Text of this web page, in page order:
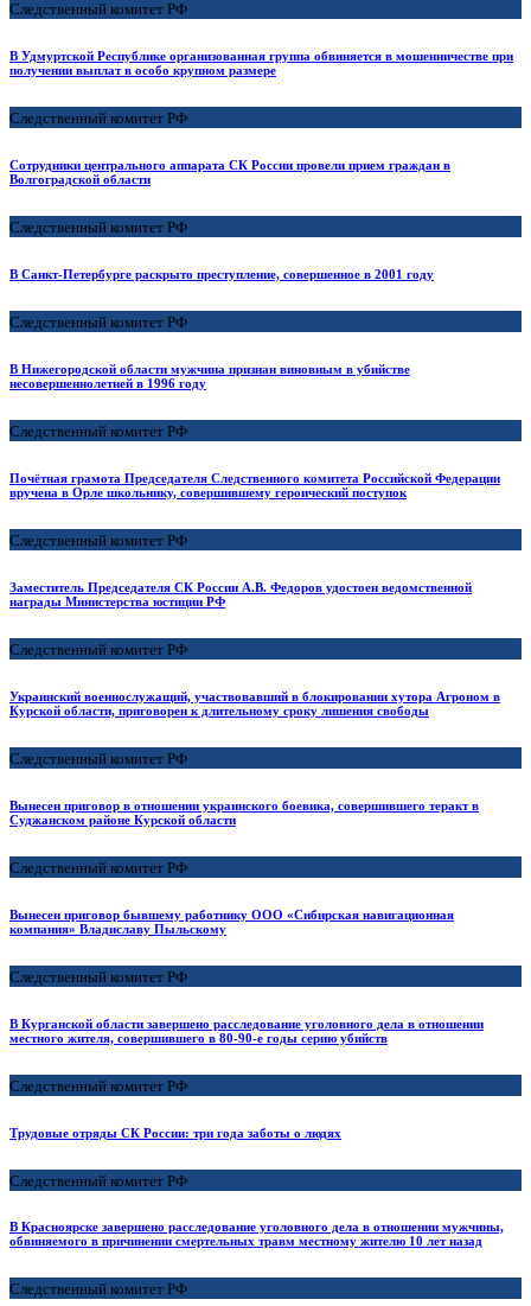
Следственный комитет РФ
В Удмуртской Республике организованная группа обвиняется в мошенничестве при
получении выплат в особо крупном размере
Следственный комитет РФ
Сотрудники центрального аппарата СК России провели прием граждан в
Волгоградской области
Следственный комитет РФ
В Санкт-Петербурге раскрыто преступление, совершенное в 2001 году
Следственный комитет РФ
В Нижегородской области мужчина признан виновным в убийстве
несовершеннолетней в 1996 году
Следственный комитет РФ
Почётная грамота Председателя Следственного комитета Российской Федерации
вручена в Орле школьнику, совершившему героический поступок
Следственный комитет РФ
Заместитель Председателя СК России А.В. Федоров удостоен ведомственной
награды Министерства юстиции РФ
Следственный комитет РФ
Украинский военнослужащий, участвовавший в блокировании хутора Агроном в
Курской области, приговорен к длительному сроку лишения свободы
Следственный комитет РФ
Вынесен приговор в отношении украинского боевика, совершившего теракт в
Суджанском районе Курской области
Следственный комитет РФ
Вынесен приговор бывшему работнику ООО «Сибирская навигационная
компания» Владиславу Пыльскому
Следственный комитет РФ
В Курганской области завершено расследование уголовного дела в отношении
местного жителя, совершившего в 80-90-е годы серию убийств
Следственный комитет РФ
Трудовые отряды СК России: три года заботы о людях
Следственный комитет РФ
В Красноярске завершено расследование уголовного дела в отношении мужчины,
обвиняемого в причинении смертельных травм местному жителю 10 лет назад
Следственный комитет РФ